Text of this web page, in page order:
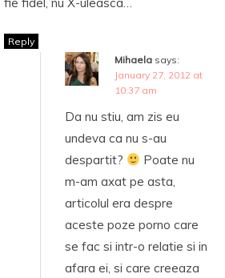
Reply
Mihaela says:
January 27, 2012 at
10:37 am
Da nu stiu, am zis eu
undeva ca nu s-au
despartit?
Poate nu
m-am axat pe asta,
articolul era despre
aceste poze porno care
se fac si intr-o relatie si in
afara ei, si care creeaza